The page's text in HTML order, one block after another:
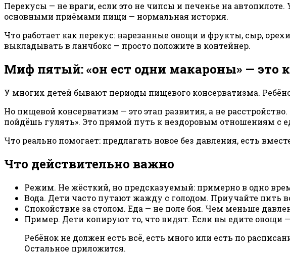
Перекусы — не враги, если это не чипсы и печенье на
основными приёмами пищи — нормальная история.
Что работает как перекус: нарезанные овощи и фрукты, сыр,
выкладывать в ланчбокс — просто положите в контейнер.
Миф пятый: «он ест одни макароны» — это
У многих детей бывают периоды пищевого консерватизма.
Но пищевой консерватизм — это этап развития, а не
пойдёшь гулять». Это прямой путь к нездоровым отношениям с
Что реально помогает: предлагать новое без давления, есть
Что действительно важно
Режим. Не жёсткий, но предсказуемый: примерно в одно
Вода. Дети часто путают жажду с голодом. Приучайте пить
Спокойствие за столом. Еда — не поле боя. Чем меньше
Пример. Дети копируют то, что видят. Если вы едите овощи
Ребёнок не должен есть всё, есть много или есть по
Остальное приложится.